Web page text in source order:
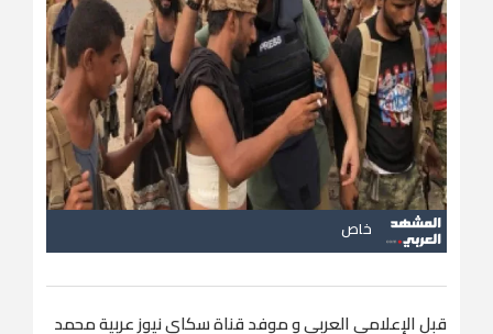
خاص
‎قبل الإعلامي العربي و موفد قناة سكاي نيوز عربية محمد